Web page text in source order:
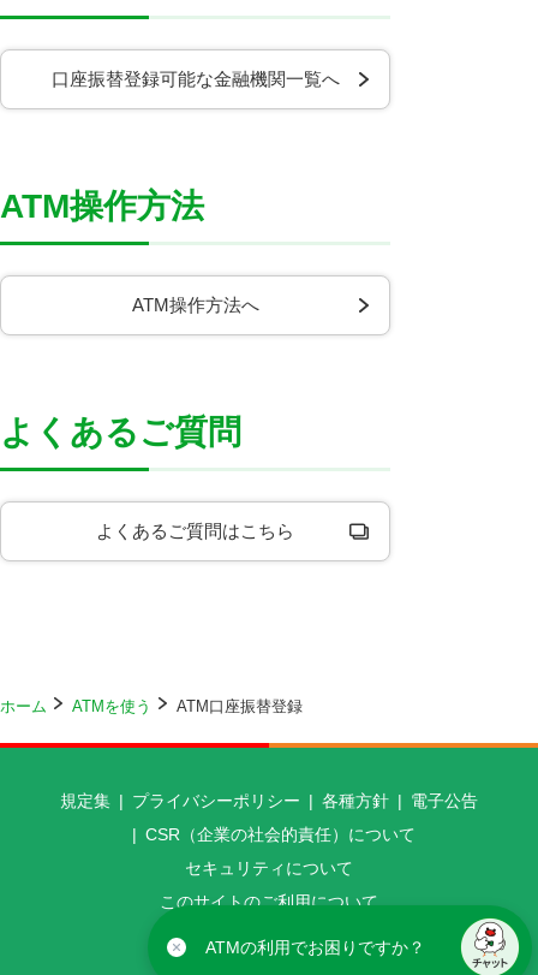
口座振替登録可能な金融機関一覧へ
ATM操作方法
ATM操作方法へ
よくあるご質問
よくあるご質問はこちら
ホーム ATMを使う ATM口座振替登録
規定集 プライバシーポリシー 各種方針
電子公告
CSR（企業の社会的責任）について
セキュリティについて
このサイトのご利用について
アクセシビリティ方針について
ATMの利用でお困りですか？